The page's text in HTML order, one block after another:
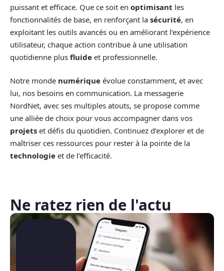
puissant et efficace. Que ce soit en optimisant les
fonctionnalités de base, en renforçant la sécurité, en
exploitant les outils avancés ou en améliorant l’expérience
utilisateur, chaque action contribue à une utilisation
quotidienne plus fluide et professionnelle.
Notre monde numérique évolue constamment, et avec
lui, nos besoins en communication. La messagerie
NordNet, avec ses multiples atouts, se propose comme
une alliée de choix pour vous accompagner dans vos
projets et défis du quotidien. Continuez d’explorer et de
maîtriser ces ressources pour rester à la pointe de la
technologie et de l’efficacité.
Ne ratez rien de l'actu